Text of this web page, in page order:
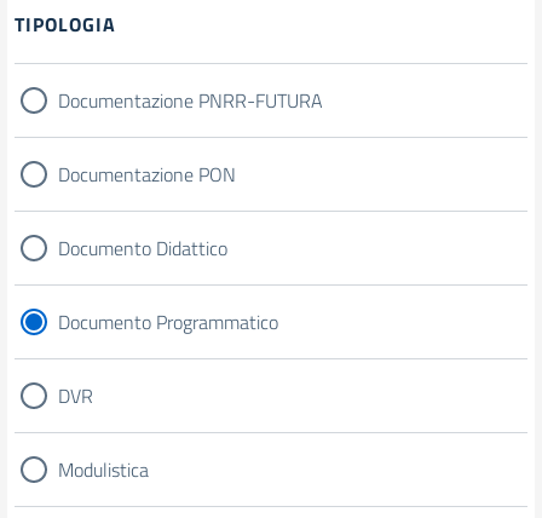
Filtri
TIPOLOGIA
Documentazione PNRR-FUTURA
Documentazione PON
Documento Didattico
Documento Programmatico
DVR
Modulistica